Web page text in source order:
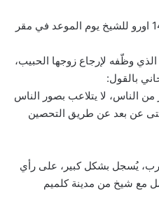
لم تنزعج خديجة من أداء مبلغ 1486 اورو للشيخ يوم الموعد في مقر
الذي وظّفه لإرجاع زوجها الحبيب،
بالقول:
من الناس، لا يتلاعب بصور الناس
عن بعد عن طريق التحصين
يُسجل بشكل كبير، على رأي
مع شيخ من مدينة كلميم